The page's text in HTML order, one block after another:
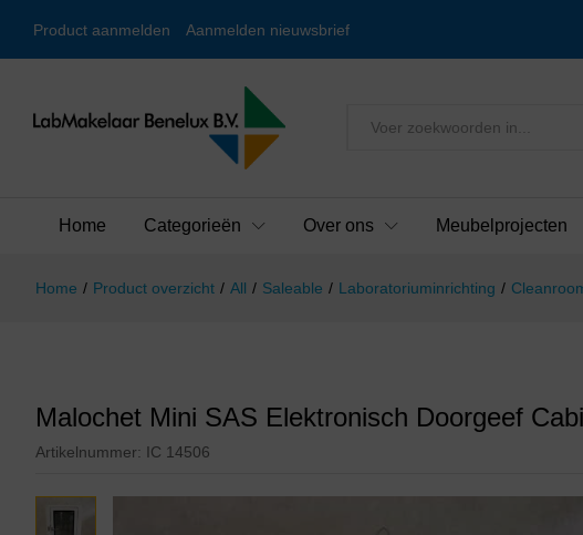
Product aanmelden Aanmelden nieuwsbrief
Alles
Home Categorieën Over ons Meubelprojecten
Home / Product overzicht / All / Saleable / Laboratoriuminrichting /
Malochet Mini SAS Elektronisch Doorgeef
Artikelnummer: IC 14506